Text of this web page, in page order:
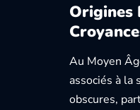
Origines
Au Moyen
associés à la
obscures,